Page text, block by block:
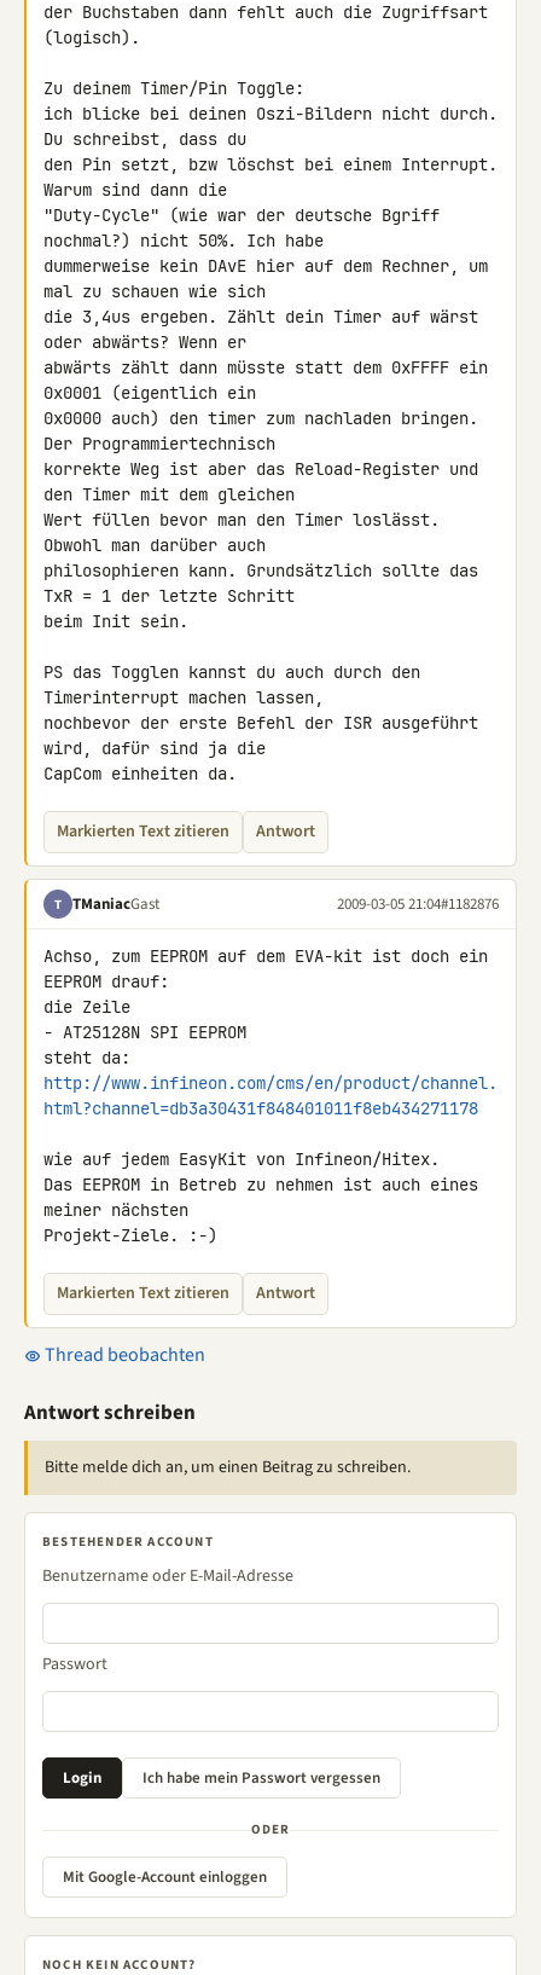
der Buchstaben dann fehlt auch die Zugriffsart
(logisch).
Zu deinem Timer/Pin Toggle:
ich blicke bei deinen Oszi-Bildern nicht durch.
Du schreibst, dass du
den Pin setzt, bzw löschst bei einem Interrupt.
Warum sind dann die
"Duty-Cycle" (wie war der deutsche Bgriff
nochmal?) nicht 50%. Ich habe
dummerweise kein DAvE hier auf dem Rechner, um
mal zu schauen wie sich
die 3,4us ergeben. Zählt dein Timer auf wärst
oder abwärts? Wenn er
abwärts zählt dann müsste statt dem 0xFFFF ein
0x0001 (eigentlich ein
0x0000 auch) den timer zum nachladen bringen.
Der Programmiertechnisch
korrekte Weg ist aber das Reload-Register und
den Timer mit dem gleichen
Wert füllen bevor man den Timer loslässt.
Obwohl man darüber auch
philosophieren kann. Grundsätzlich sollte das
TxR = 1 der letzte Schritt
beim Init sein.
PS das Togglen kannst du auch durch den
Timerinterrupt machen lassen,
nochbevor der erste Befehl der ISR ausgeführt
wird, dafür sind ja die
CapCom einheiten da.
Markierten Text zitieren Antwort
T TManiacGast 2009-03-05 21:04#1182876
Achso, zum EEPROM auf dem EVA-kit ist doch ein
EEPROM drauf:
die Zeile
- AT25128N SPI EEPROM
http://www.infineon.com/cms/en/product/channel.
html?channel=db3a30431f848401011f8eb434271178
wie auf jedem EasyKit von Infineon/Hitex.
Das EEPROM in Betreb zu nehmen ist auch eines
meiner nächsten
Projekt-Ziele. :-)
Markierten Text zitieren Antwort
Thread beobachten
Antwort schreiben
Bitte melde dich an, um einen Beitrag zu schreiben.
BESTEHENDER ACCOUNT
Benutzername oder E-Mail-Adresse
Passwort
ODER
Mit Google-Account einloggen
NOCH KEIN ACCOUNT?